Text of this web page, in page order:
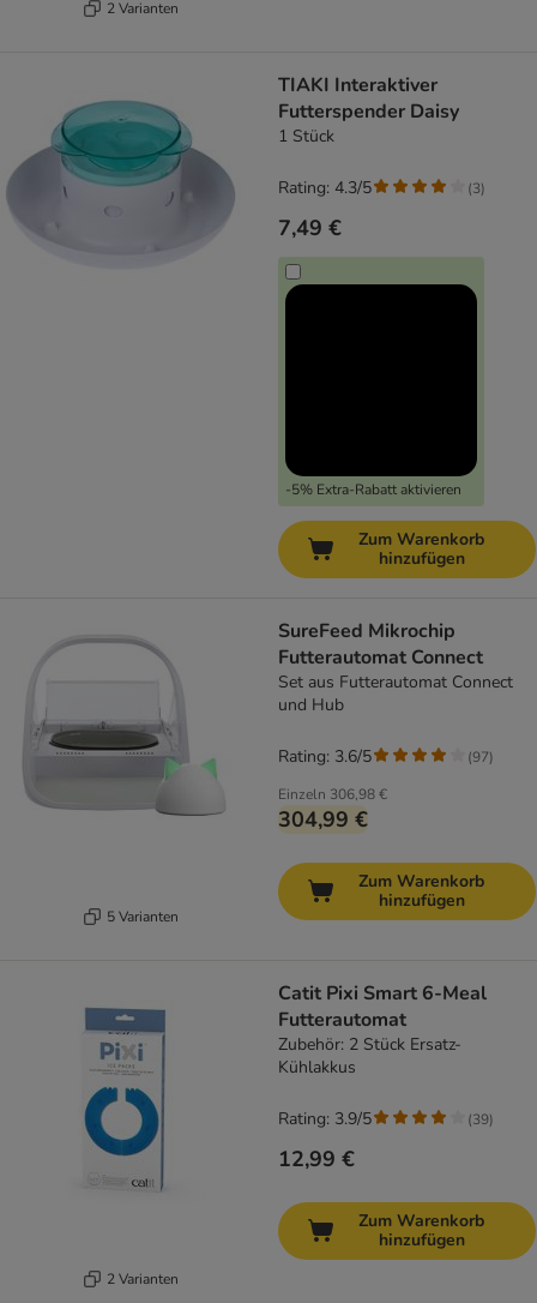
2 Varianten
TIAKI Interaktiver
Futterspender Daisy
1 Stück
7,49 €
-5% Extra-Rabatt aktivieren
Rating: 4.3/5 (3)
Zum Warenkorb
hinzufügen
5 Varianten
SureFeed Mikrochip
Futterautomat Connect
Set aus Futterautomat Connect
und Hub
Einzeln 306,98 €
304,99 €
Rating: 3.6/5 (97)
Zum Warenkorb
hinzufügen
2 Varianten
Catit Pixi Smart 6-Meal
Futterautomat
Zubehör: 2 Stück Ersatz-
Kühlakkus
12,99 €
Rating: 3.9/5 (39)
Zum Warenkorb
hinzufügen